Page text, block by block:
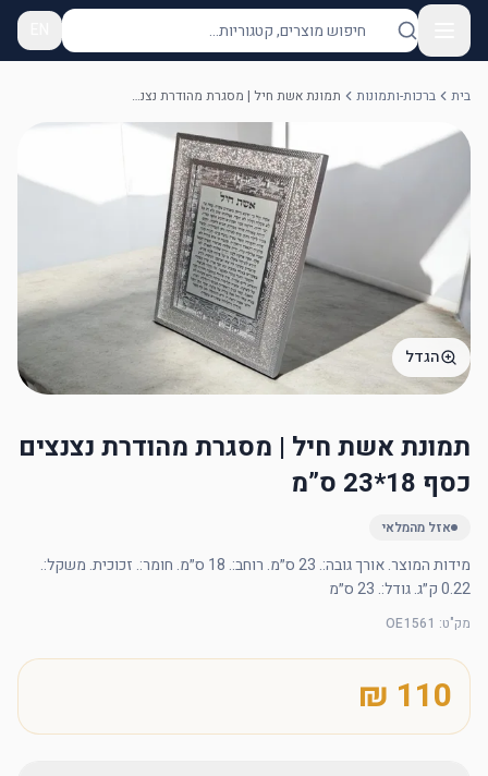
בית ברכות-ותמונות תמונת אשת חיל | מסגרת מהודרת נצנצים כסף 18*23 ס”מ
הגדל
תמונת אשת חיל | מסגרת מהודרת נצנצים
כסף 18*23 ס”מ
אזל מהמלאי
0.22 ק״ג. גודל:. 23 ס״מ
מק"ט:
OE1561